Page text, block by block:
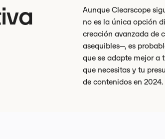
Aunque Clearscope
no es la única opción
creación avanzada de
asequibles—, es
que se adapte mejor a
que necesitas y tu
de contenidos en 2024.